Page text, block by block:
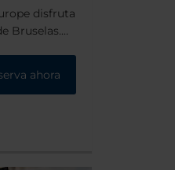
disfruta
Bruselas.
ahora